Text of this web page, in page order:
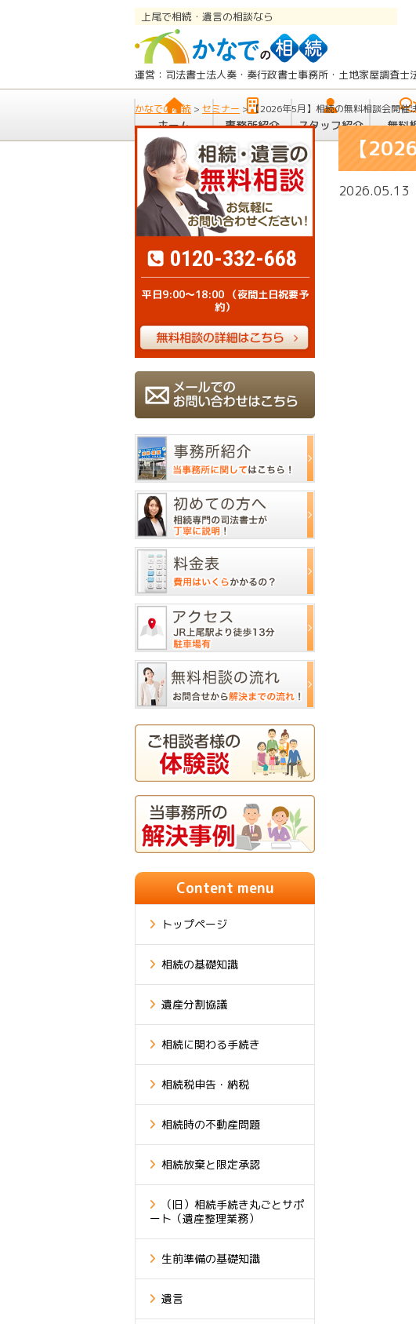
上尾で相続・遺言の相談なら
運営：司法書士法人奏・奏行政書士事務所・土地家屋調査士
ホーム 事務所紹介 スタッフ紹介 無料
かなでの相続 > セミナー >【2026年5月】相続の無料相談会開催
0120-332-668
平日9:00～18:00 （夜間土日祝要予
約）
Content menu
トップページ
相続の基礎知識
遺産分割協議
相続に関わる手続き
相続税申告・納税
相続時の不動産問題
相続放棄と限定承認
（旧）相続手続き丸ごとサポ
ート（遺産整理業務）
生前準備の基礎知識
遺言
【
2026.05.13